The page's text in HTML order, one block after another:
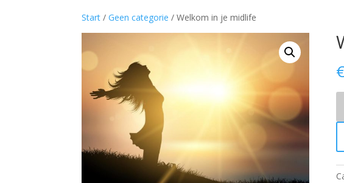
Start /Geen categorie / Welkom in je midlife
je